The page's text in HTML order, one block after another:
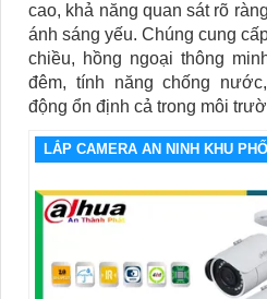
cao, khả năng quan sát rõ
ánh sáng yếu. Chúng cung
chiều, hồng ngoại thông
đêm, tính năng chống
động ổn định cả trong môi
LẮP CAMERA AN NINH KHU